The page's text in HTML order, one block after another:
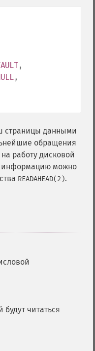
,
,
страницы данными
обращения
работу дисковой
информацию можно
READAHEAD(2).
читаться